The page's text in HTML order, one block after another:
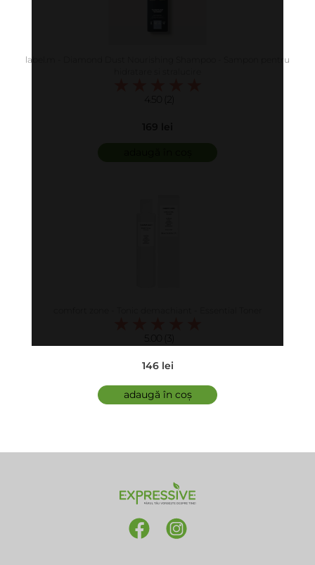
label.m - Diamond Dust Nourishing Shampoo - Sampon pentru
4.50 (2)
5.00 (3)
146 lei
adaugă în coș